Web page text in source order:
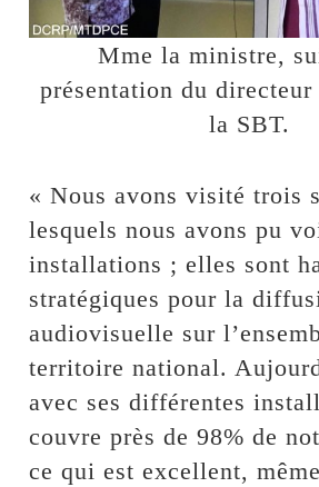
Mme la ministre,
présentation du directeur
la SBT.
« Nous avons visité trois
lesquels nous avons pu
installations ; elles sont
stratégiques pour la
audiovisuelle sur
territoire national.
avec ses différentes
couvre près de 98% de
ce qui est excellent,